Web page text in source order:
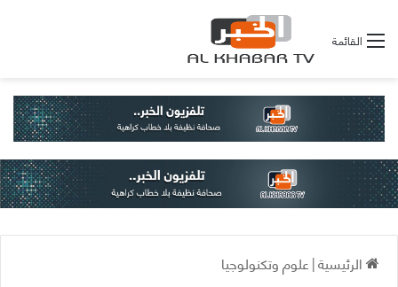
القائمة
الرئيسية|علوم وتكنولوجيا